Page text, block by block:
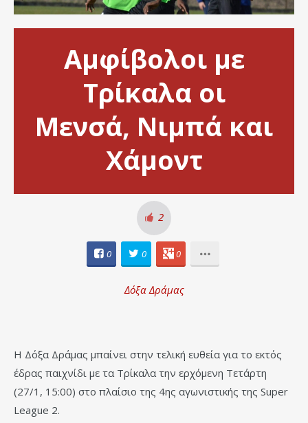
Αμφίβολοι με
Τρίκαλα οι
Μενσά, Νιμπά και
Χάμοντ
2
0 0 0
Δόξα Δράμας
Η Δόξα Δράμας μπαίνει στην τελική ευθεία για το εκτός
έδρας παιχνίδι με τα Τρίκαλα την ερχόμενη Τετάρτη
(27/1, 15:00) στο πλαίσιο της 4ης αγωνιστικής της Super
League 2.